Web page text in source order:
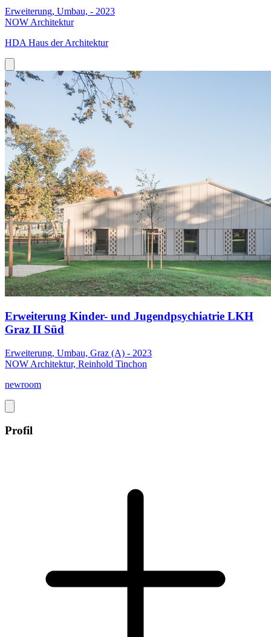
Erweiterung, Umbau, - 2023
NOW Architektur
HDA Haus der Architektur
Erweiterung Kinder- und Jugendpsychiatrie LKH
Graz II Süd
Erweiterung, Umbau, Graz (A) - 2023
NOW Architektur, Reinhold Tinchon
newroom
Profil